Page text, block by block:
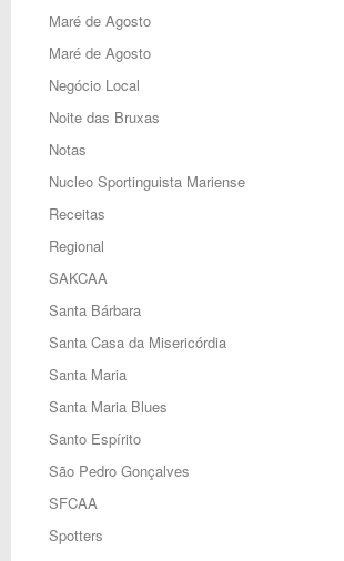
Maré de Agosto
Maré de Agosto
Negócio Local
Noite das Bruxas
Notas
Nucleo Sportinguista Mariense
Receitas
Regional
SAKCAA
Santa Bárbara
Santa Casa da Misericórdia
Santa Maria
Santa Maria Blues
Santo Espírito
São Pedro Gonçalves
SFCAA
Spotters